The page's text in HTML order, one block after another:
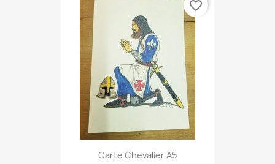
Carte Chevalier A5
favorite_border